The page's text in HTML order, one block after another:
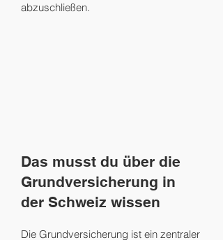
abzuschließen.
Das musst du über die
Grundversicherung in
der Schweiz wissen
Die Grundversicherung ist ein zentraler